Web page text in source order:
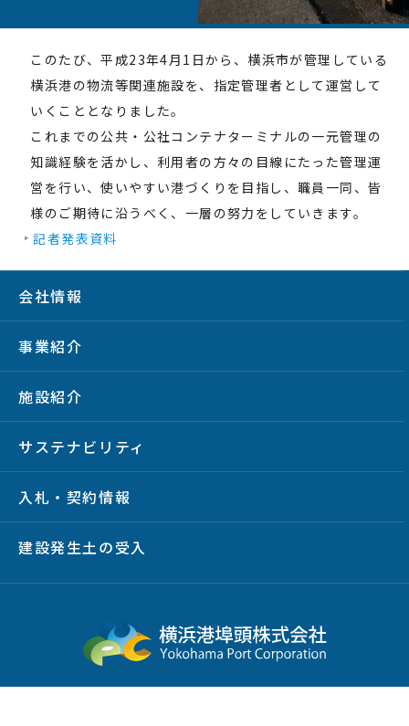
このたび、平成23年4月1日から、横浜市が管理している
横浜港の物流等関連施設を、指定管理者として運営して
いくこととなりました。
これまでの公共・公社コンテナターミナルの一元管理の
知識経験を活かし、利用者の方々の目線にたった管理運
営を行い、使いやすい港づくりを目指し、職員一同、皆
様のご期待に沿うべく、一層の努力をしていきます。
記者発表資料
会社情報
事業紹介
施設紹介
サステナビリティ
入札・契約情報
建設発生土の受入